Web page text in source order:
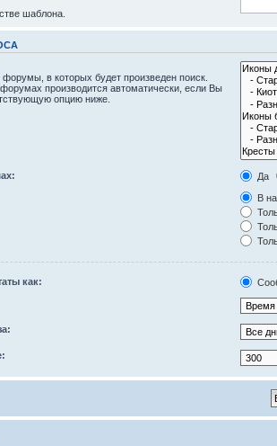
шаблона.
в которых будет произведен поиск.
производится автоматически, если Вы
опцию ниже.
Да
В
как: